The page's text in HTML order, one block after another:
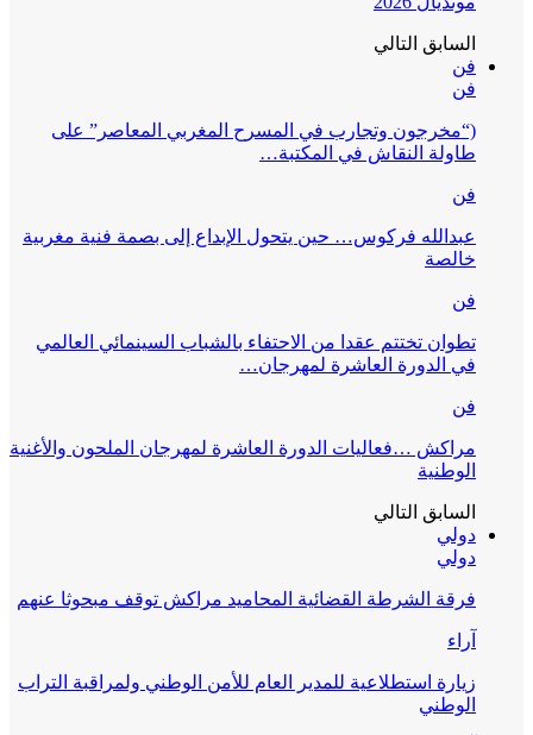
السابق التالي
فن
فن
(“مخرجون وتجارب في المسرح المغربي المعاصر” على
طاولة النقاش في المكتبة…
فن
عبدالله فركوس… حين يتحول الإبداع إلى بصمة فنية مغربية
خالصة
فن
تطوان تختتم عقدا من الاحتفاء بالشباب السينمائي العالمي
في الدورة العاشرة لمهرجان…
فن
مراكش …فعاليات الدورة العاشرة لمهرجان الملحون والأغنية
الوطنية
السابق التالي
دولي
دولي
فرقة الشرطة القضائية المحاميد مراكش توقف مبحوثا عنهم
آراء
زيارة استطلاعية للمدير العام للأمن الوطني ولمراقبة التراب
الوطني